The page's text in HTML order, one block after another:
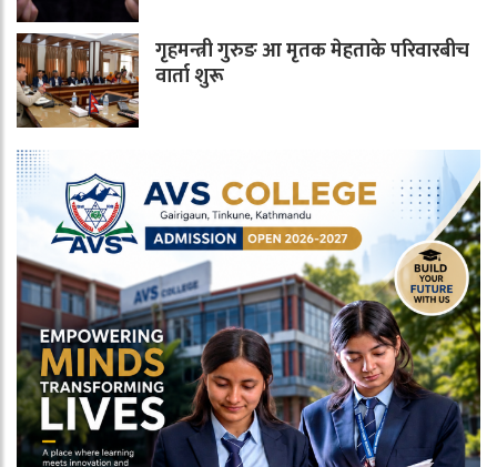
गृहमन्त्री गुरुङ आ मृतक मेहताके परिवारबीच
वार्ता शुरू